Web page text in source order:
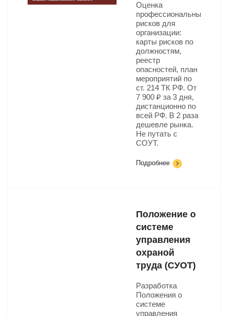
Оценка
профессиональных
рисков для
организации:
карты рисков по
должностям,
реестр
опасностей, план
мероприятий по
ст. 214 ТК РФ. От
7 900 ₽ за 3 дня,
дистанционно по
всей РФ. В 2 раза
дешевле рынка.
Не путать с
СОУТ.
Подробнее
Положение о
системе
управления
охраной
труда (СУОТ)
Разработка
Положения о
системе
управления